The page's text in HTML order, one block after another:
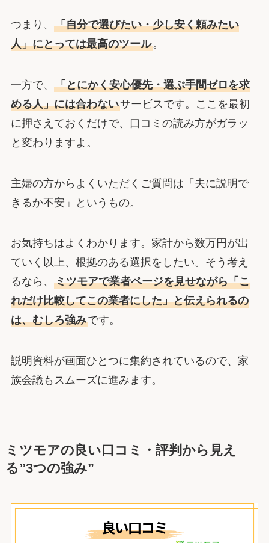
つまり、 「自分で選びたい・少し安く頼みたい
人」にとっては最高のツール。
一方で、 「とにかく安心優先・選ぶ手間ゼロを求
める人」には合わないサービスです。ここを最初
に押さえておくだけで、口コミの読み方がガラッ
と変わりますよ。
主婦の方からよくいただくご質問は「夫に説明で
きるか不安」というもの。
お気持ちはよくわかります。家計から数万円が出
ていく以上、根拠のある選択をしたい。そう考え
るなら、 ミツモアで業者ページを見せながら「こ
れだけ比較してこの業者にした」と伝えられるの
は、むしろ強みです。
説明資料が画面ひとつに集約されているので、家
族会議もスムーズに進みます。
ミツモアの良い口コミ・評判から見え
る”3つの強み”